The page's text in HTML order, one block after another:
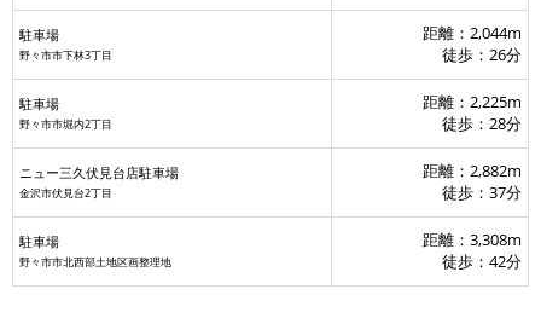
駐車場
野々市市下林3丁目
距離：2,044m
徒歩：26分
駐車場
野々市市堀内2丁目
距離：2,225m
徒歩：28分
ニュー三久伏見台店駐車場
金沢市伏見台2丁目
距離：2,882m
徒歩：37分
駐車場
野々市市北西部土地区画整理地
距離：3,308m
徒歩：42分